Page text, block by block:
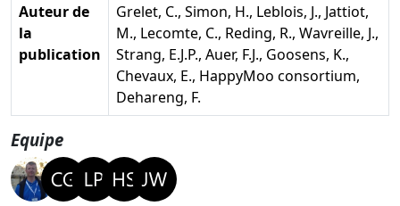
Auteur de
la
publication
Grelet, C., Simon, H., Leblois, J., Jattiot,
M., Lecomte, C., Reding, R., Wavreille, J.,
Strang, E.J.P., Auer, F.J., Goosens, K.,
Chevaux, E., HappyMoo consortium,
Dehareng, F.
Equipe